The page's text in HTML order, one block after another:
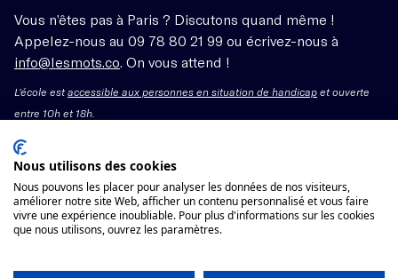
Vous n’êtes pas à Paris ? Discutons quand même !
Appelez-nous au 09 78 80 21 99 ou écrivez-nous à
info@lesmots.co . On vous attend !
L'école estaccessible aux personnes en situation de handicap et ouverte
entre 10h et 18h.
Mentions légales – CGV
Organisme de formation enregistré sous le numéro
11755662775 auprès du préfet de région Île-de-France.
Voir les conditions générales de vente
Nous utilisons des cookies
Nous pouvons les placer pour analyser les données de nos visiteurs,
améliorer notre site Web, afficher un contenu personnalisé et vous faire
vivre une expérience inoubliable. Pour plus d'informations sur les cookies
que nous utilisons, ouvrez les paramètres.